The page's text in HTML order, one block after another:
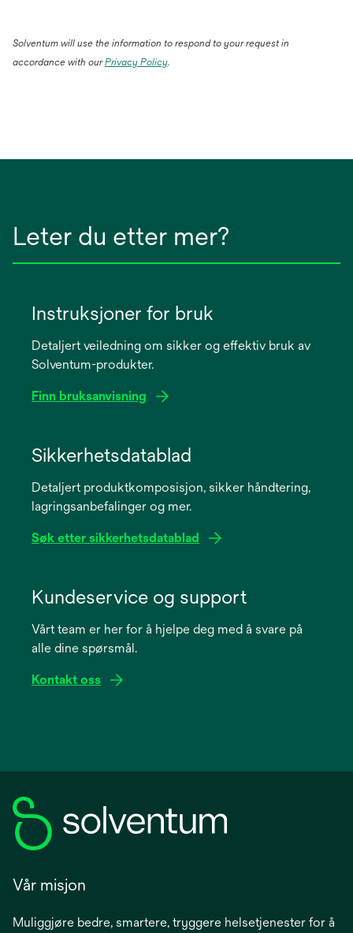
Solventum will use the information to respond to your request in
accordance with ourPrivacy Policy.
Leter du etter mer?
Instruksjoner for bruk
Detaljert veiledning om sikker og effektiv bruk av
Solventum-produkter.
Finn bruksanvisning
new
Sikkerhetsdatablad
Detaljert produktkomposisjon, sikker håndtering,
lagringsanbefalinger og mer.
Søk etter sikkerhetsdatablad
new
Kundeservice og support
Vårt team er her for å hjelpe deg med å svare på
alle dine spørsmål.
Kontakt oss
Vår misjon
Muliggjøre bedre, smartere, tryggere helsetjenester for å